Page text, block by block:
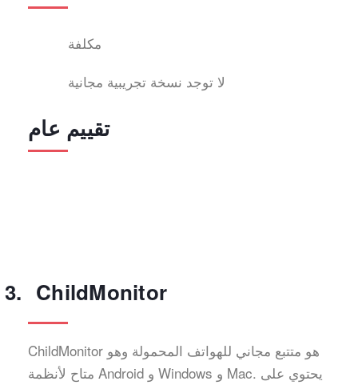
مكلفة
لا توجد نسخة تجريبية مجانية
تقييم عام
ChildMonitor
ChildMonitor هو متتبع مجاني للهواتف المحمولة وهو
متاح لأنظمة Android و Windows و Mac. يحتوي على